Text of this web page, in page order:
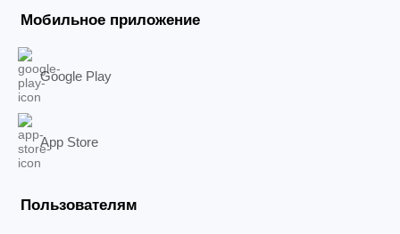
Мобильное приложение
Google Play
App Store
Пользователям